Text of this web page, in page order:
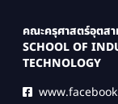
คณะครุศาสตร์อุตสา
SCHOOL OF
TECHNOLOGY